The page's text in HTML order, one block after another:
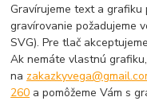
Gravírujeme text a grafiku
gravírovanie požadujeme
SVG). Pre tlač
Ak nemáte vlastnú
na
260 a pomôžeme Vám s